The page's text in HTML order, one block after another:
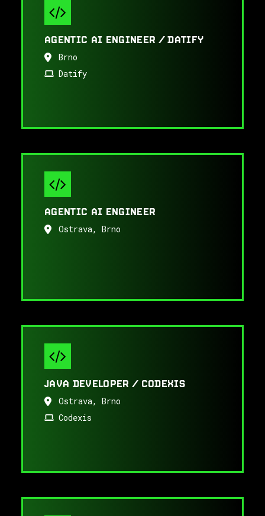
AGENTIC AI ENGINEER / DATIFY
Brno
Datify
AGENTIC AI ENGINEER
Ostrava, Brno
JAVA DEVELOPER / CODEXIS
Ostrava, Brno
Codexis